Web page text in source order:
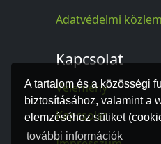
A tartalom és a közösségi
biztosításához, valamint a
elemzéséhez sütiket
további információk
Adatvédelmi
Kapcsolat
Vélemény
Kapcsolat